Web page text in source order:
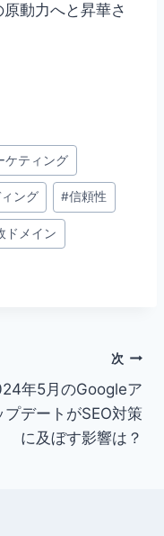
動力へと昇華さ
ケティング
ング #信頼性
ドメイン
次
年5月のGoogleア
プデートがSEO対策
に及ぼす影響は？